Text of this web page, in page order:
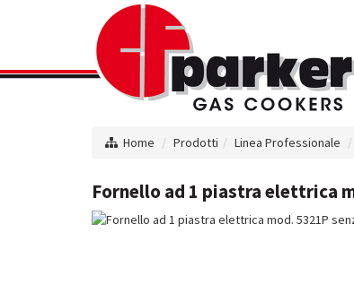
Home Prodotti Linea Professionale
Fornello ad 1 piastra elettrica